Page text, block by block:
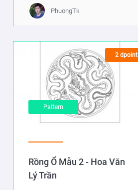
PhuongTk
Pattern
2 dpoint
Rồng Ổ Mẫu 2 - Hoa Văn
Lý Trần